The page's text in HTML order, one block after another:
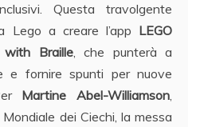
Questa travolgente
Lego a creare l’app LEGO
Braille, che punterà a
e fornire spunti per nuove
Martine Abel-Williamson,
dei Ciechi, la messa